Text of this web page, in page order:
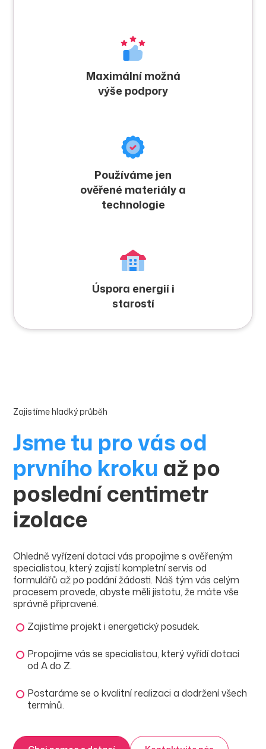
Maximální možná
výše podpory
Používáme jen
ověřené materiály a
technologie
Úspora energií i
starostí
Zajistíme hladký průběh
Jsme tu pro vás od
prvního kroku až po
poslední centimetr
izolace
Ohledně vyřízení dotací vás propojíme s ověřeným
specialistou, který zajistí kompletní servis od
formulářů až po podání žádosti. Náš tým vás celým
procesem provede, abyste měli jistotu, že máte vše
správně připravené.
Zajistíme projekt i energetický posudek.
Propojíme vás se specialistou, který vyřídí dotaci
od A do Z.
Postaráme se o kvalitní realizaci a dodržení všech
termínů.